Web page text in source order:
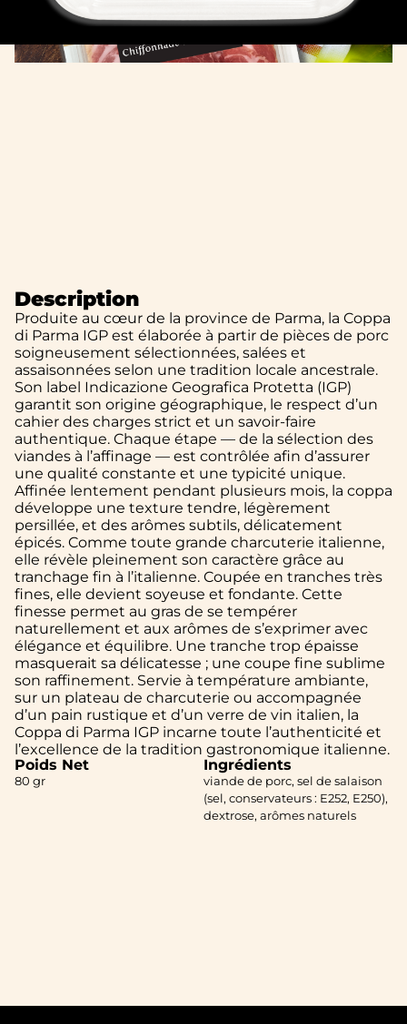
Description
Produite au cœur de la province de Parma, la Coppa
di Parma IGP est élaborée à partir de pièces de porc
soigneusement sélectionnées, salées et
assaisonnées selon une tradition locale ancestrale.
Son label Indicazione Geografica Protetta (IGP)
garantit son origine géographique, le respect d’un
cahier des charges strict et un savoir-faire
authentique. Chaque étape — de la sélection des
viandes à l’affinage — est contrôlée afin d’assurer
une qualité constante et une typicité unique.
Affinée lentement pendant plusieurs mois, la coppa
développe une texture tendre, légèrement
persillée, et des arômes subtils, délicatement
épicés. Comme toute grande charcuterie italienne,
elle révèle pleinement son caractère grâce au
tranchage fin à l’italienne. Coupée en tranches très
fines, elle devient soyeuse et fondante. Cette
finesse permet au gras de se tempérer
naturellement et aux arômes de s’exprimer avec
élégance et équilibre. Une tranche trop épaisse
masquerait sa délicatesse ; une coupe fine sublime
son raffinement. Servie à température ambiante,
sur un plateau de charcuterie ou accompagnée
d’un pain rustique et d’un verre de vin italien, la
Coppa di Parma IGP incarne toute l’authenticité et
l’excellence de la tradition gastronomique italienne.
Poids Net
80 gr
Ingrédients
viande de porc, sel de salaison
(sel, conservateurs : E252, E250),
dextrose, arômes naturels